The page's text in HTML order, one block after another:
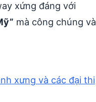
xứng đáng với
mà công chúng và
xưng và các đại thi